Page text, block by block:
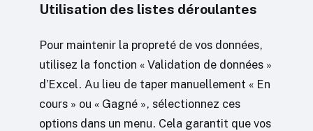
Utilisation des listes déroulantes
Pour maintenir la propreté de vos données,
utilisez la fonction « Validation de données »
d’Excel. Au lieu de taper manuellement « En
cours » ou « Gagné », sélectionnez ces
options dans un menu. Cela garantit que vos